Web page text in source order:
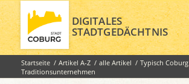
DIGITALES
STADTGEDÄCHTNIS
Startseite / Artikel A-Z / alle Artikel / Typisch Coburg
Traditionsunternehmen